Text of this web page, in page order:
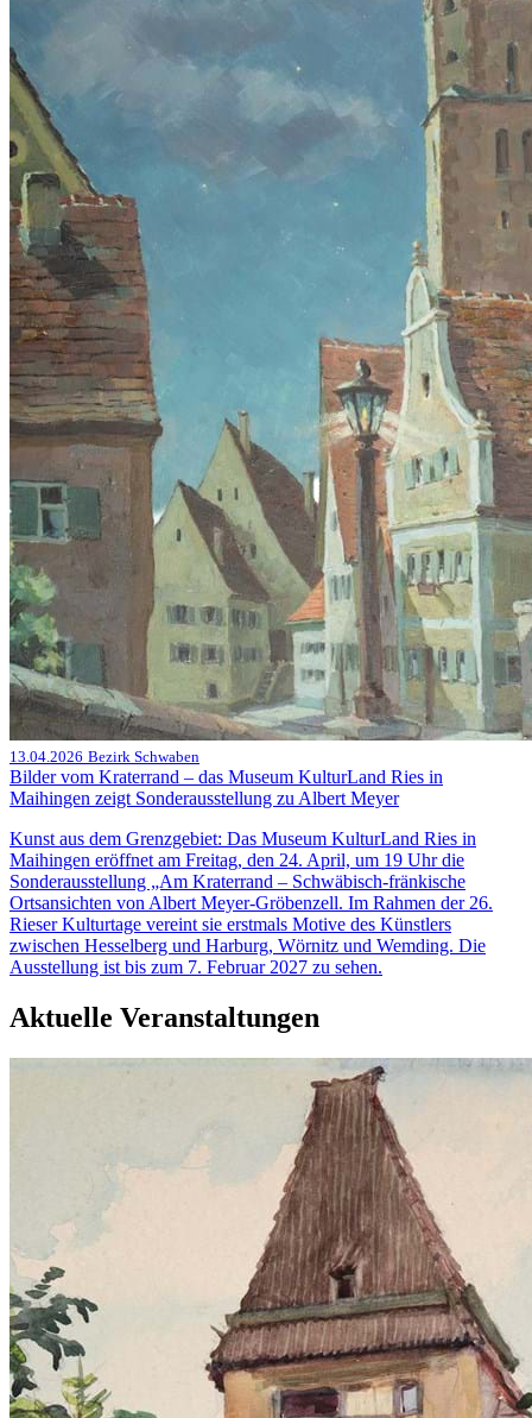
13.04.2026 Bezirk Schwaben
Bilder vom Kraterrand – das Museum KulturLand Ries in
Maihingen zeigt Sonderausstellung zu Albert Meyer
Kunst aus dem Grenzgebiet: Das Museum KulturLand Ries in
Maihingen eröffnet am Freitag, den 24. April, um 19 Uhr die
Sonderausstellung „Am Kraterrand – Schwäbisch-fränkische
Ortsansichten von Albert Meyer-Gröbenzell. Im Rahmen der 26.
Rieser Kulturtage vereint sie erstmals Motive des Künstlers
zwischen Hesselberg und Harburg, Wörnitz und Wemding. Die
Ausstellung ist bis zum 7. Februar 2027 zu sehen.
Aktuelle Veranstaltungen